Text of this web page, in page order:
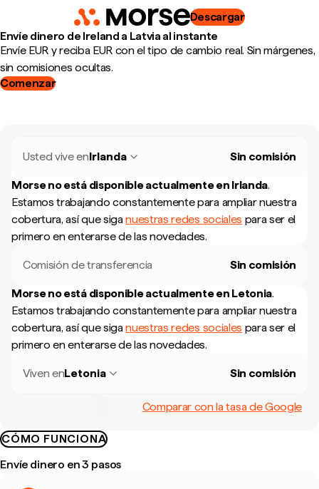
Descargar
Envíe dinero de Ireland a Latvia al instante
Envíe EUR y reciba EUR con el tipo de cambio real. Sin márgenes,
sin comisiones ocultas.
Comenzar
Usted vive enIrlanda Sin comisión
Morse no está disponible actualmente en Irlanda.
Estamos trabajando constantemente para ampliar nuestra
cobertura, así que siganuestras redes sociales para ser el
primero en enterarse de las novedades.
Comisión de transferencia Sin comisión
Morse no está disponible actualmente en Letonia.
Estamos trabajando constantemente para ampliar nuestra
cobertura, así que siganuestras redes sociales para ser el
primero en enterarse de las novedades.
Viven enLetonia Sin comisión
Comparar con la tasa de Google
CÓMO FUNCIONA
Envíe dinero en 3 pasos